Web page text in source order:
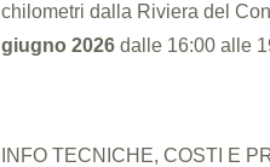
chilometri dalla Riviera del
giugno 2026 dalle 16:00 alle
INFO TECNICHE, COSTI E